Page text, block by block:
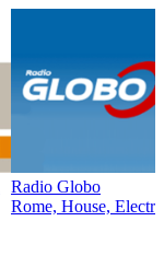
Radio Globo
Rome, House,